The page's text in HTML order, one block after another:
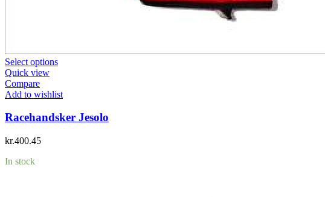
Select options
Quick view
Compare
Add to wishlist
Racehandsker Jesolo
kr.400.45
In stock